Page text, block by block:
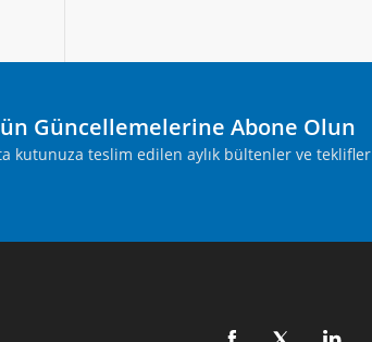
Güncellemelerine Abone Olun
kutunuza teslim edilen aylık bültenler ve teklifler